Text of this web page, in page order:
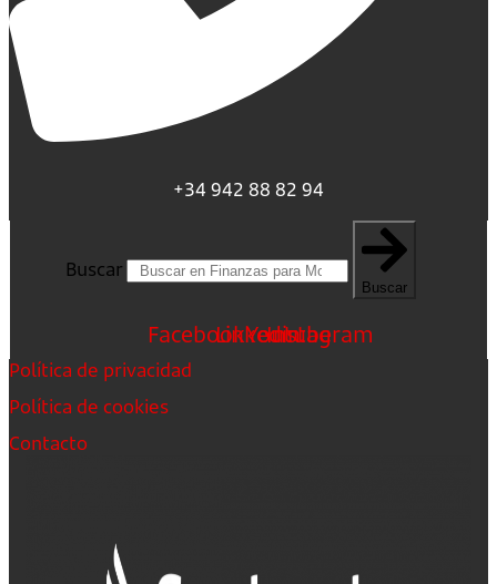
+34 942 88 82 94
Buscar
Buscar
FacebookLinkedin
Youtube
Instagram
Política de privacidad
Política de cookies
Contacto